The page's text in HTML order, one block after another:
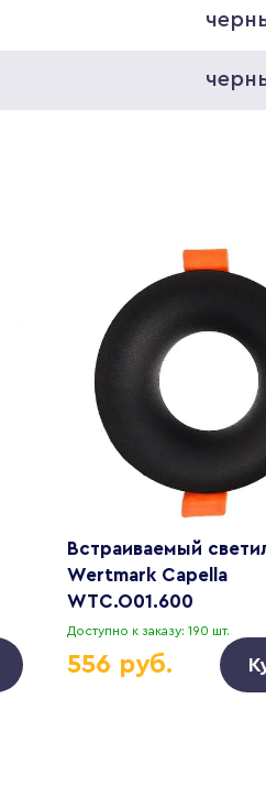
Встраиваемый
Wertmark Capella
WTC.O01.600
Доступно к заказу: 190 шт.
556 руб.